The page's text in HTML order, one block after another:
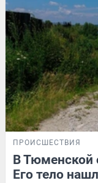
ПРОИСШЕСТВИЯ
В Тюменской
Его тело